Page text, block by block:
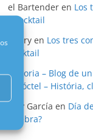
el Bartender en Los
/ Cocktail
henry en Los tres
Cocktail
Historia – Blog de
El cóctel – História,
Eloy García en Día
celebra?